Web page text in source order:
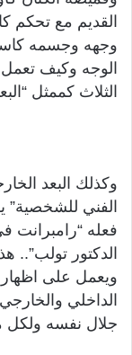
القديم مع تحكم
وجهه وجسمه
الوجه وكيف تعمل
الثلاث كممثل
وكذلك البعد
الفني للشخصية”
فعله “رامبرانت
الدكتور تولب”..
ويعمل على
الداخلي
جلال نفسه